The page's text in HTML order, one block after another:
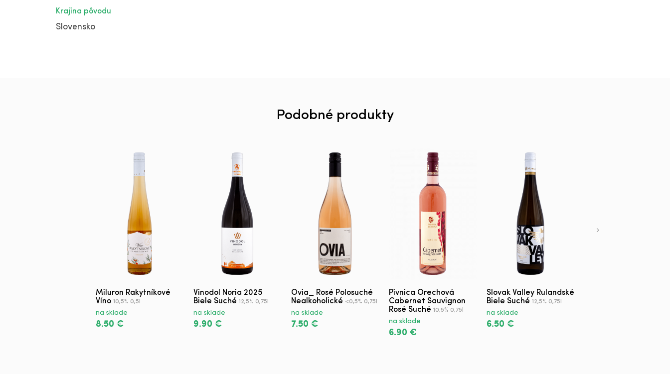
Krajina pôvodu
Slovensko
Podobné produkty
Miluron Rakytníkové
Víno 10,5% 0,5l
na sklade
8.50 €
Vinodol Noria 2025
Biele Suché 12,5% 0,75l
na sklade
9.90 €
Ovia_ Rosé Polosuché
Nealkoholické <0,5% 0,75l
na sklade
7.50 €
Pivnica Orechová
Cabernet Sauvignon
Rosé Suché 10,5% 0,75l
na sklade
6.90 €
Slovak Valley Rulandské
Biele Suché 12,5% 0,75l
na sklade
6.50 €